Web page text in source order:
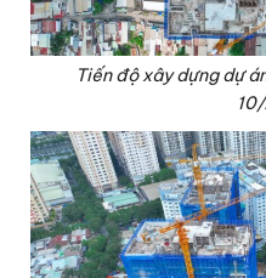
Tiến độ xây dựng dự